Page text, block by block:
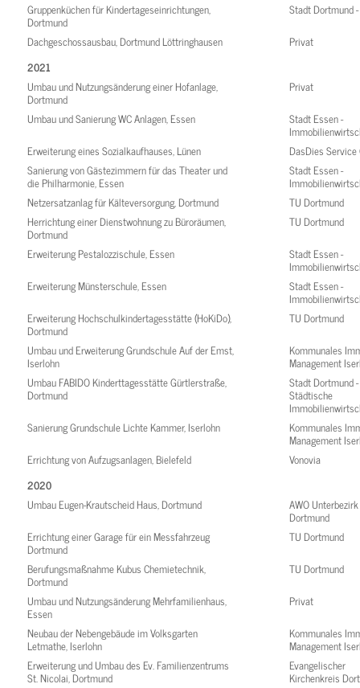
Gruppenküchen für Kindertageseinrichtungen,
Dortmund
Stadt Dortmund
Dachgeschossausbau, Dortmund Löttringhausen
Privat
2021
Umbau und Nutzungsänderung einer Hofanlage,
Dortmund
Privat
Umbau und Sanierung WC Anlagen, Essen
Stadt Essen -
Erweiterung eines Sozialkaufhauses, Lünen
DasDies Service
Sanierung von Gästezimmern für das Theater und
die Philharmonie, Essen
Stadt Essen -
Netzersatzanlag für Kälteversorgung, Dortmund
TU Dortmund
Herrichtung einer Dienstwohnung zu Büroräumen,
Dortmund
TU Dortmund
Erweiterung Pestalozzischule, Essen
Stadt Essen -
Erweiterung Münsterschule, Essen
Stadt Essen -
Erweiterung Hochschulkindertagesstätte (HoKiDo),
Dortmund
TU Dortmund
Umbau und Erweiterung Grundschule Auf der Emst,
Iserlohn
Kommunales
Management
Umbau FABIDO Kinderttagesstätte Gürtlerstraße,
Dortmund
Stadt Dortmund -
Städtische
Sanierung Grundschule Lichte Kammer, Iserlohn
Kommunales
Management
Errichtung von Aufzugsanlagen, Bielefeld
Vonovia
2020
Umbau Eugen-Krautscheid Haus, Dortmund
AWO Unterbezirk
Dortmund
Errichtung einer Garage für ein Messfahrzeug
Dortmund
TU Dortmund
Berufungsmaßnahme Kubus Chemietechnik,
Dortmund
TU Dortmund
Umbau und Nutzungsänderung Mehrfamilienhaus,
Essen
Privat
Neubau der Nebengebäude im Volksgarten
Letmathe, Iserlohn
Kommunales
Management
Erweiterung und Umbau des Ev. Familienzentrums
St. Nicolai, Dortmund
Evangelischer
Kirchenkreis